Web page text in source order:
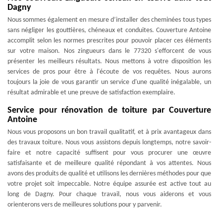
Dagny
Nous sommes également en mesure d’installer des cheminées tous types
sans négliger les gouttières, chéneaux et conduites. Couverture Antoine
accomplit selon les normes prescrites pour pouvoir placer ces éléments
sur votre maison. Nos zingueurs dans le 77320 s'efforcent de vous
présenter les meilleurs résultats. Nous mettons à votre disposition les
services de pros pour être à l'écoute de vos requêtes. Nous aurons
toujours la joie de vous garantir un service d'une qualité inégalable, un
résultat admirable et une preuve de satisfaction exemplaire.
Service pour rénovation de toiture par Couverture
Antoine
Nous vous proposons un bon travail qualitatif, et à prix avantageux dans
des travaux toiture. Nous vous assistons depuis longtemps, notre savoir-
faire et notre capacité suffisent pour vous procurer une œuvre
satisfaisante et de meilleure qualité répondant à vos attentes. Nous
avons des produits de qualité et utilisons les dernières méthodes pour que
votre projet soit impeccable. Notre équipe assurée est active tout au
long de Dagny. Pour chaque travail, nous vous aiderons et vous
orienterons vers de meilleures solutions pour y parvenir.